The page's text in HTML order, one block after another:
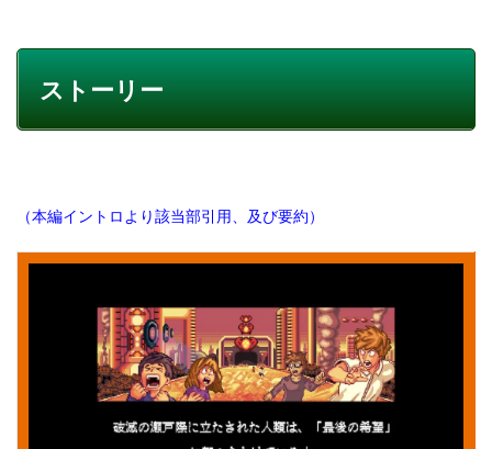
ストーリー
（本編イントロより該当部引用、及び要約）